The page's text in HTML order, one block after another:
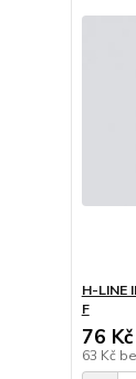
H-LINE
F
76 Kč
63 Kč